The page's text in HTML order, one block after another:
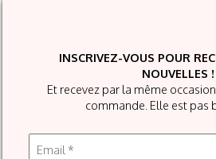
RÉGLISSE
INSCRIVEZ-VOUS POUR
NOUVELLES !
Et recevez par la même
commande. Elle est pas